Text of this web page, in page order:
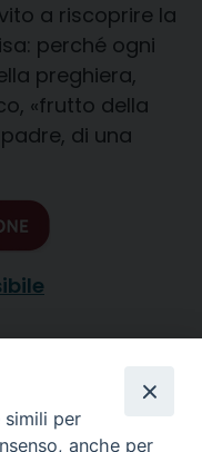
a riscoprire la
perché ogni
preghiera,
«frutto della
di una
per
anche per